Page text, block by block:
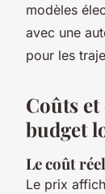
modèles
avec une
pour les
Coûts
budget
Le coût
Le prix